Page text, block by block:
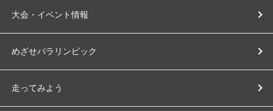
大会・イベント情報
めざせパラリンピック
走ってみよう